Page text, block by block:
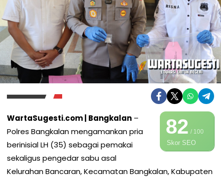
82/ 100
Skor SEO
WartaSugesti.com | Bangkalan –
Polres Bangkalan mengamankan pria
berinisial LH (35) sebagai pemakai
sekaligus pengedar sabu asal
Kelurahan Bancaran, Kecamatan Bangkalan, Kabupaten